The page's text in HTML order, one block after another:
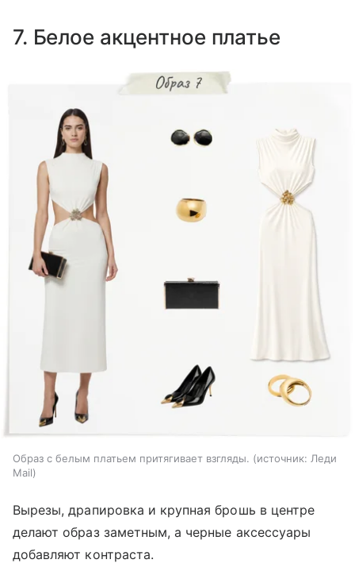
7. Белое акцентное платье
Образ с белым платьем притягивает взгляды. источник: Леди
Mail
Вырезы, драпировка и крупная брошь в центре
делают образ заметным, а черные аксессуары
добавляют контраста.